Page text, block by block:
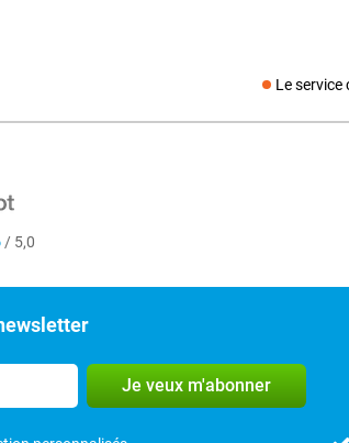
Le service
Média social
/ 5,0
Je veux m'abonner